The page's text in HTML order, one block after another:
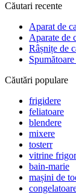
Căutari recente
Aparat de
Aparate de
Râșnițe de
Căutări populare
frigidere
feliatoare
blendere
mixere
tosterr
vitrine
bain-marie
mașini de